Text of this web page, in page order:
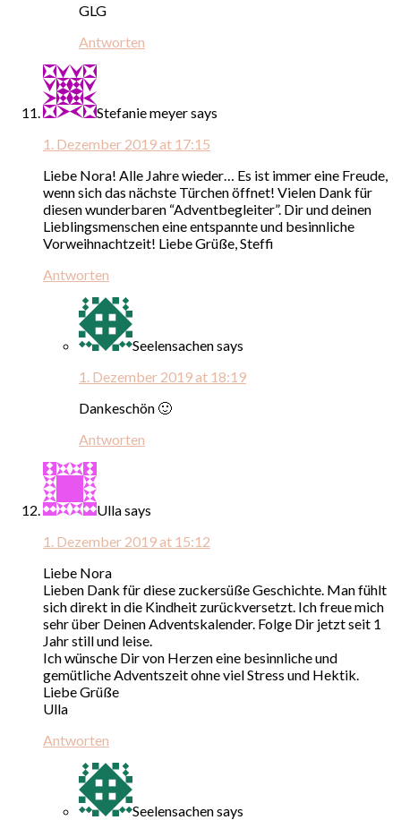
GLG
Antworten
Stefanie meyersays
1. Dezember 2019 at 17:15
Liebe Nora! Alle Jahre wieder… Es ist immer eine Freude,
wenn sich das nächste Türchen öffnet! Vielen Dank für
diesen wunderbaren “Adventbegleiter”. Dir und deinen
Lieblingsmenschen eine entspannte und besinnliche
Vorweihnachtzeit! Liebe Grüße, Steffi
Antworten
Seelensachensays
1. Dezember 2019 at 18:19
Dankeschön 🙂
Antworten
Ullasays
1. Dezember 2019 at 15:12
Liebe Nora
Lieben Dank für diese zuckersüße Geschichte. Man fühlt
sich direkt in die Kindheit zurückversetzt. Ich freue mich
sehr über Deinen Adventskalender. Folge Dir jetzt seit 1
Jahr still und leise.
Ich wünsche Dir von Herzen eine besinnliche und
gemütliche Adventszeit ohne viel Stress und Hektik.
Liebe Grüße
Ulla
Antworten
Seelensachensays